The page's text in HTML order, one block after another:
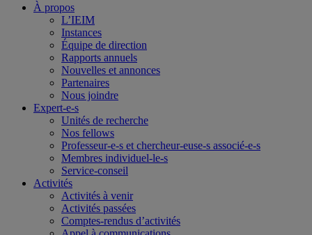
À propos
L’IEIM
Instances
Équipe de direction
Rapports annuels
Nouvelles et annonces
Partenaires
Nous joindre
Expert-e-s
Unités de recherche
Nos fellows
Professeur-e-s et chercheur-euse-s associé-e-s
Membres individuel-le-s
Service-conseil
Activités
Activités à venir
Activités passées
Comptes-rendus d’activités